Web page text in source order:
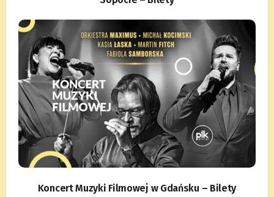
Koncert Muzyki Filmowej w Gdańsku – Bilety